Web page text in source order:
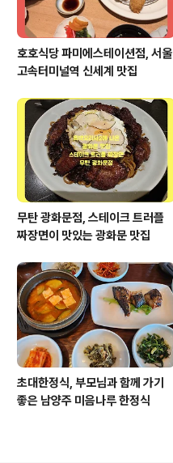
호호식당 파미에스테이션점, 서울
고속터미널역 신세계 맛집
무탄 광화문점, 스테이크 트러플
짜장면이 맛있는 광화문 맛집
초대한정식, 부모님과 함께 가기
좋은 남양주 미음나루 한정식